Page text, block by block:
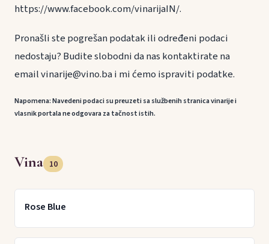
https://www.facebook.com/vinarijaIN/.
Pronašli ste pogrešan podatak ili određeni podaci
nedostaju? Budite slobodni da nas kontaktirate na
email vinarije@vino.ba i mi ćemo ispraviti podatke.
Napomena: Navedeni podaci su preuzeti sa službenih stranica vinarije i
vlasnik portala ne odgovara za tačnost istih.
Vina 10
Rose Blue